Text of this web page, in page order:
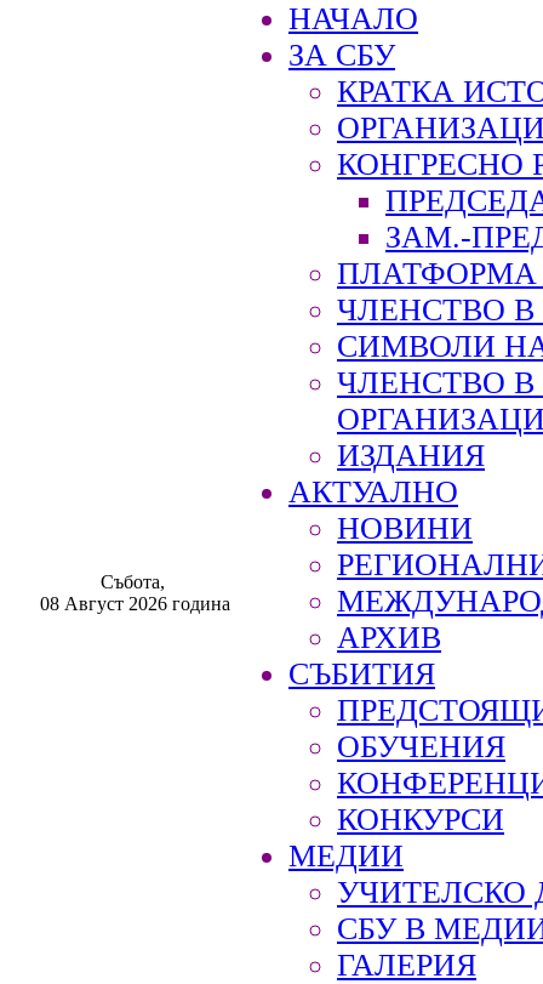
Събота,
08 Август 2026 година
НАЧАЛО
ЗА СБУ
КРАТКА
КОНГРЕСНО
ЗАМ.-
ПЛАТФОРМА
ЧЛЕНСТВО В
СИМВОЛИ
ЧЛЕНСТВО
ИЗДАНИЯ
АКТУАЛНО
НОВИНИ
АРХИВ
СЪБИТИЯ
ОБУЧЕНИЯ
КОНКУРСИ
МЕДИИ
УЧИТЕЛСКО
СБУ В
ГАЛЕРИЯ